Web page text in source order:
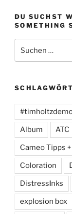
DU SUCHST
SOMETHING
nach:
Album ATC
Cameo Tipps
Coloration
DistressInks
explosion box